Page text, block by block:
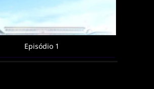
Episódio 1